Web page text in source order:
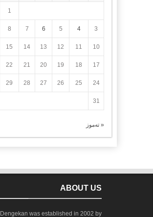
1
3
4
5
6
7
8
10
11
12
13
14
15
17
18
19
20
21
22
24
25
26
27
28
29
31
« تەموز
ABOUT US
Dengekan was established in 2002 by